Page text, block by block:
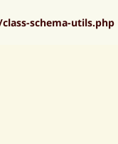
schema-utils.php